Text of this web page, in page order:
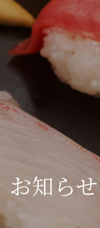
お知らせ